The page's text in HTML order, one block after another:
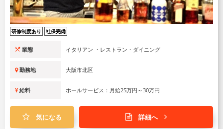
研修制度あり 社保完備
業態 イタリアン ・レストラン・ダイニング
勤務地 大阪市北区
給料 ホールサービス：月給25万円～30万円
気になる 詳細へ